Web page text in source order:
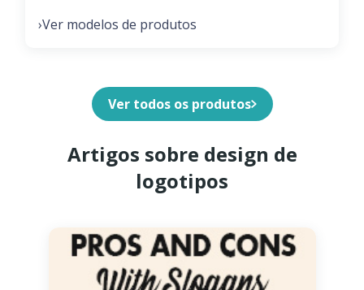
›Ver modelos de produtos
Ver todos os produtos
Artigos sobre design de
logotipos